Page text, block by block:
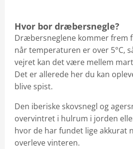
Hvor bor dræbersnegle?
Dræbersneglene kommer frem
når temperaturen er over 5°C,
vejret kan det være mellem
Det er allerede her du kan
blive spist.
Den iberiske skovsnegl og
overvintret i hulrum i jorden
hvor de har fundet lige akkurat
overleve vinteren.